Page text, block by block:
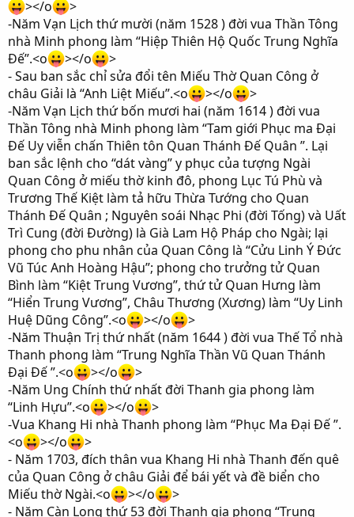
></o
>
-Năm Vạn Lịch thứ mười (năm 1528 ) đời vua Thần Tông
nhà Minh phong làm “Hiệp Thiên Hộ Quốc Trung Nghĩa
Đế”.<o
></o
>
- Sau ban sắc chỉ sửa đổi tên Miếu Thờ Quan Công ở
châu Giải là “Anh Liệt Miếu”.<o
></o
>
-Năm Vạn Lịch thứ bốn mươi hai (năm 1614 ) đời vua
Thần Tông nhà Minh phong làm “Tam giới Phục ma Đại
Đế Uy viễn chấn Thiên tôn Quan Thánh Đế Quân ”. Lại
ban sắc lệnh cho “dát vàng” y phục của tượng Ngài
Quan Công ở miếu thờ kinh đô, phong Lục Tú Phù và
Trương Thế Kiệt làm tả hữu Thừa Tướng cho Quan
Thánh Đế Quân ; Nguyên soái Nhạc Phi (đời Tống) và Uất
Trì Cung (đời Đường) là Già Lam Hộ Pháp cho Ngài; lại
phong cho phu nhân của Quan Công là “Cửu Linh Ý Đức
Vũ Túc Anh Hoàng Hậu”; phong cho trưởng tử Quan
Bình làm “Kiệt Trung Vương”, thứ tử Quan Hưng làm
“Hiển Trung Vương”, Châu Thương (Xương) làm “Uy Linh
Huệ Dũng Công”.<o
></o
>
-Năm Thuận Trị thứ nhất (năm 1644 ) đời vua Thế Tổ nhà
Thanh phong làm “Trung Nghĩa Thần Vũ Quan Thánh
Đại Đế ”.<o
></o
>
-Năm Ung Chính thứ nhất đời Thanh gia phong làm
“Linh Hựu”.<o
></o
>
-Vua Khang Hi nhà Thanh phong làm “Phục Ma Đại Đế ”.
<o
></o
>
- Năm 1703, đích thân vua Khang Hi nhà Thanh đến quê
của Quan Công ở châu Giải để bái yết và đề biển cho
Miếu thờ Ngài.<o
></o
>
- Năm Càn Long thứ 53 đời Thanh gia phong “Trung